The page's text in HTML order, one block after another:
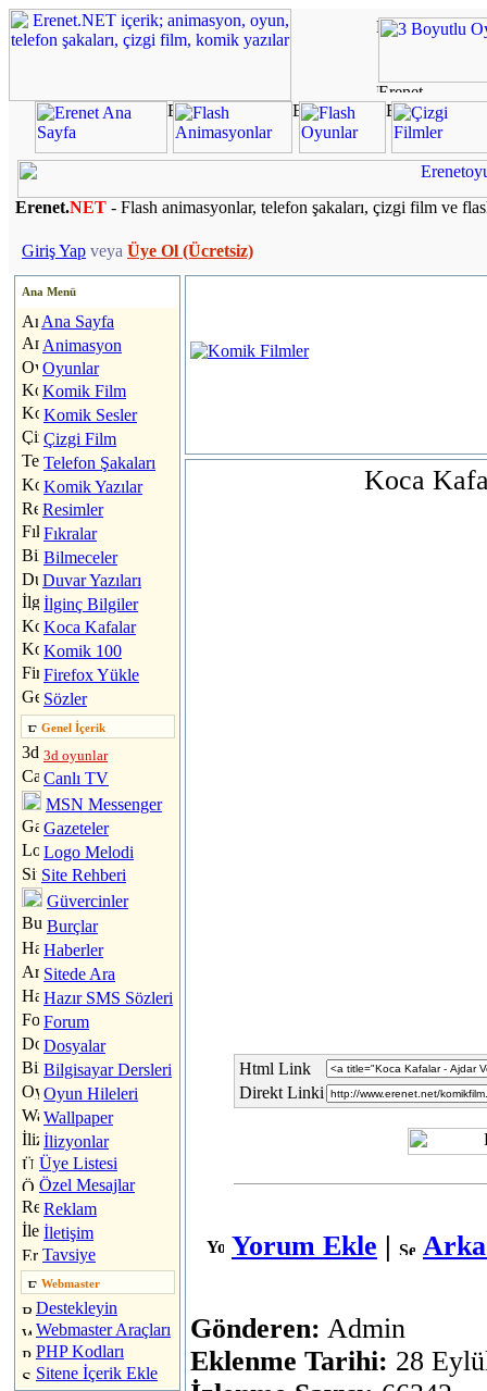
Erenet.NET - Flash animasyonlar, telefon şakaları, çizgi film ve
Giriş Yap veya Üye Ol (Ücretsiz)
Ana Menü
Ana Sayfa
Animasyon
Oyunlar
Komik Film
Komik Sesler
Çizgi Film
Telefon Şakaları
Komik Yazılar
Resimler
Fıkralar
Bilmeceler
Duvar Yazıları
İlginç Bilgiler
Koca Kafalar
Komik 100
Firefox Yükle
Sözler
Genel İçerik
3d oyunlar
Canlı TV
MSN Messenger
Gazeteler
Logo Melodi
Site Rehberi
Güvercinler
Burçlar
Haberler
Sitede Ara
Hazır SMS Sözleri
Forum
Dosyalar
Bilgisayar Dersleri
Oyun Hileleri
Wallpaper
İlizyonlar
Üye Listesi
Özel Mesajlar
Reklam
İletişim
Tavsiye
Webmaster
Destekleyin
Webmaster Araçları
PHP Kodları
Sitene İçerik Ekle
Koca
Html Link
Direkt Linki
Yorum Ekle |
Gönderen: Admin
Eklenme Tarihi: 28